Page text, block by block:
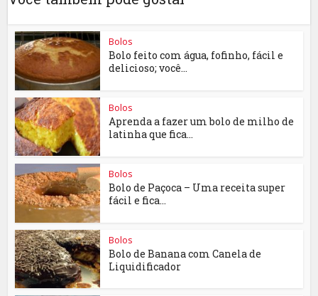
Bolos
Bolo feito com água, fofinho, fácil e
delicioso; você...
Bolos
Aprenda a fazer um bolo de milho de
latinha que fica...
Bolos
Bolo de Paçoca – Uma receita super
fácil e fica...
Bolos
Bolo de Banana com Canela de
Liquidificador